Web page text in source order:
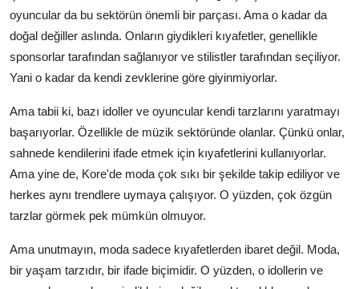
oyuncular da bu sektörün önemli bir parçası. Ama o kadar da
doğal değiller aslında. Onların giydikleri kıyafetler, genellikle
sponsorlar tarafından sağlanıyor ve stilistler tarafından seçiliyor.
Yani o kadar da kendi zevklerine göre giyinmiyorlar.
Ama tabii ki, bazı idoller ve oyuncular kendi tarzlarını yaratmayı
başarıyorlar. Özellikle de müzik sektöründe olanlar. Çünkü onlar,
sahnede kendilerini ifade etmek için kıyafetlerini kullanıyorlar.
Ama yine de, Kore'de moda çok sıkı bir şekilde takip ediliyor ve
herkes aynı trendlere uymaya çalışıyor. O yüzden, çok özgün
tarzlar görmek pek mümkün olmuyor.
Ama unutmayın, moda sadece kıyafetlerden ibaret değil. Moda,
bir yaşam tarzıdır, bir ifade biçimidir. O yüzden, o idollerin ve